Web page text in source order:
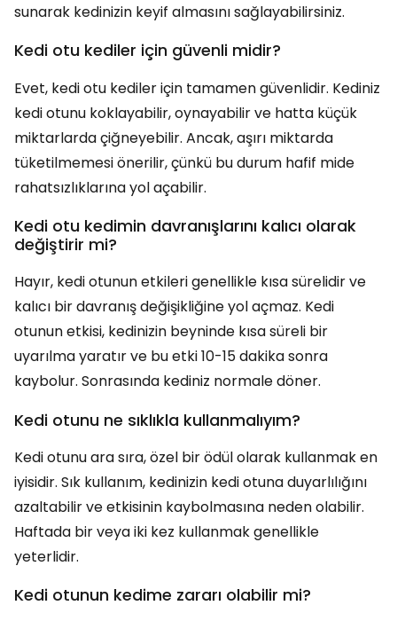
sunarak kedinizin keyif almasını sağlayabilirsiniz.
Kedi otu kediler için güvenli midir?
Evet, kedi otu kediler için tamamen güvenlidir. Kediniz
kedi otunu koklayabilir, oynayabilir ve hatta küçük
miktarlarda çiğneyebilir. Ancak, aşırı miktarda
tüketilmemesi önerilir, çünkü bu durum hafif mide
rahatsızlıklarına yol açabilir.
Kedi otu kedimin davranışlarını kalıcı olarak
değiştirir mi?
Hayır, kedi otunun etkileri genellikle kısa sürelidir ve
kalıcı bir davranış değişikliğine yol açmaz. Kedi
otunun etkisi, kedinizin beyninde kısa süreli bir
uyarılma yaratır ve bu etki 10-15 dakika sonra
kaybolur. Sonrasında kediniz normale döner.
Kedi otunu ne sıklıkla kullanmalıyım?
Kedi otunu ara sıra, özel bir ödül olarak kullanmak en
iyisidir. Sık kullanım, kedinizin kedi otuna duyarlılığını
azaltabilir ve etkisinin kaybolmasına neden olabilir.
Haftada bir veya iki kez kullanmak genellikle
yeterlidir.
Kedi otunun kedime zararı olabilir mi?